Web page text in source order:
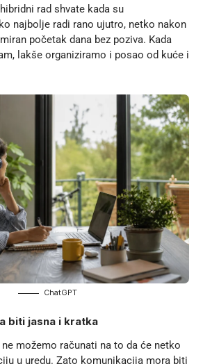
rad shvate kada su
najbolje radi rano ujutro, netko nakon
početak dana bez poziva. Kada
lakše organiziramo i posao od kuće i
ChatGPT
biti jasna i kratka
možemo računati na to da će netko
u uredu. Zato komunikacija mora biti